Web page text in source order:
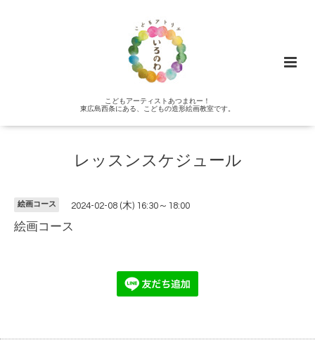
こどもアーティストあつまれー！
東広島西条にある、こどもの造形絵画教室です。
レッスンスケジュール
絵画コース 2024-02-08 (木) 16:30～18:00
絵画コース